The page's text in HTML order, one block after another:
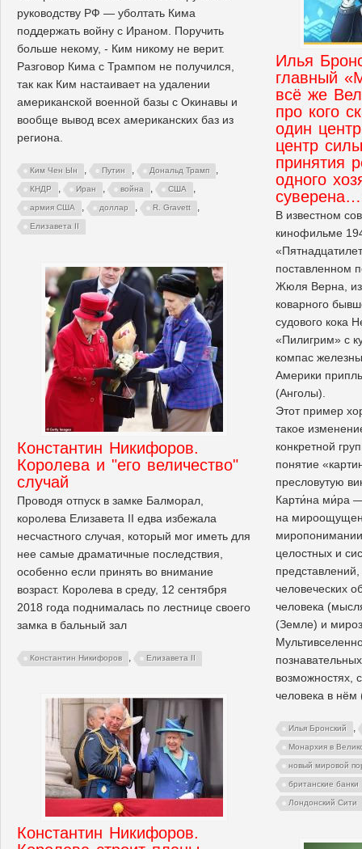
руководству РФ — уболтать Кима
поддержать войну с Ираном. Поручить
больше некому, - Ким никому не верит.
Разговор Кима с Трампом не получился,
так как Ким настаивает на удалении
американской военной базы с Окинавы и
вообще вывод всех американских баз из
региона.
Ким Чен Ын , Путин , Дональд Трамп ,
КНДР , Иран , война , США ,
армия США , доллар , R. Gravett ,
Елизавета II
Илья
главный
всё же
про кого
один
центр
принятия
одного
В известном
кинофильме
поставленном
Жюля Верна,
коварного
судового кока
«Пилигрим» с
компас
Америки
(Анголы).
Этот пример
такое
конкретной
понятие
пресловутую
Карти́на ми́ра
на
целостных и
человеческих
человека
(Земле) и
возможностях,
человека в
Илья Бронский ,
Монархия в
новый мировой
британские банки
Лондонский Сити
Константин Никифоров.
Королева и "его величество"
случай
Проводя отпуск в замке Балморал,
королева Елизавета II едва избежала
несчастного случая, который мог иметь для
нее самые драматичные последствия,
особенно если принять во внимание
возраст. Королева в среду, 12 сентября
2018 года поднималась по лестнице своего
замка в бальный зал
Константин Никифоров , Елизавета II
Константин Никифоров.